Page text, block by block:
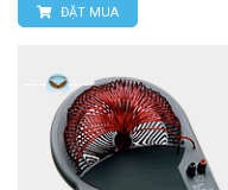
ĐẶT MUA